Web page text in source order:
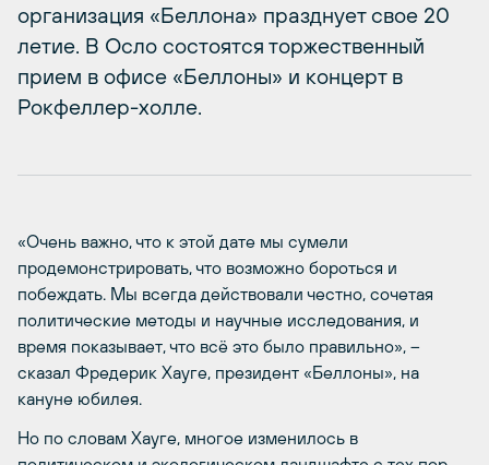
организация «Беллона» празднует свое 20
летие. В Осло состоятся торжественный
прием в офисе «Беллоны» и концерт в
Рокфеллер-холле.
«Очень важно, что к этой дате мы сумели
продемонстрировать, что возможно бороться и
побеждать. Мы всегда действовали честно, сочетая
политические методы и научные исследования, и
время показывает, что всё это было правильно», –
сказал Фредерик Хауге, президент «Беллоны», на
кануне юбилея.
Но по словам Хауге, многое изменилось в